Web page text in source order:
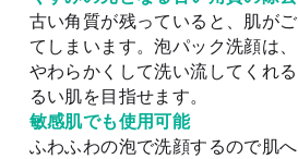
古い角質が残っていると、肌が
てしまいます。泡パック洗顔は
やわらかくして洗い流してくれ
るい肌を目指せます。
敏感肌でも使用可能
ふわふわの泡で洗顔するので肌